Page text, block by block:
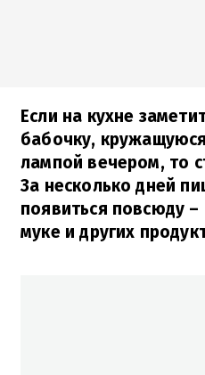
Если на кухне
бабочку,
лампой вечером, то
За несколько дней
появиться повсюду –
муке и других